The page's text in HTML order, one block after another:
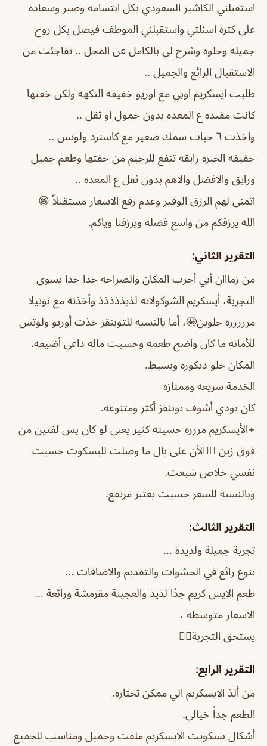
استقبلني الكاشير السعودي بكل ابتسامه وصبر وسعاده
على كثرة اسئلتي واستقبلني الموظف فيصل بكل روح
جميله وحلوه وشرح لي بالكامل عن المحل .. تفاجئت من
الاستقبال الرائع والجميل ..
طلبت ايسكريم اوبي مع اوريو خفيفه النكهه ولكن خفتها
كانت مفيده ع المعده بدون خمول او ثقل ..
واخذت ٦ حبات سمك صغير مع كاسترد ولوتس ..
خفيفه الخبزه رايقه تنفع للرجيم من خفتها وطعم جميل
ورايق والافضل والاهم بدون ثقل ع المعده ..
اتمنى لهم الرزق الوفير وعدم رفع الاسعار مستقبلاً 😁
الله يرزقكم من واسع فضله ويرزقنا وياكم.
التقرير الثاني:
من زمااان أبي أجرب المكان والصراحه جدا جدا يسوى
التجربة، أيسكريم الشوكولاته لذيذذذذذ وأخذته مع نوتيلا
مررررره حلوين🤩، أما بالنسبه للتوبنقز خذت أوريو ولوتس
للأمانه ما كان واضح طعمه وحسيت ماله داعي أضيفه.
المكان حلو ديكوره وبسيط.
الخدمة سريعه وممتازه
كان بودي أشوف توبنقز أكثر ومتنوعه.
+الأيسكريم مررره حسيته كثير يعني لو كان بس لفتين من
فوق زين 👍🏼لأن على بال ما وصلت للبسكوت حسيت
نفسي خلاص شبعت.
وبالنسبه للسعر حسيت يعتبر مرتفع.
التقرير الثالث:
تجربة جميلة ولذيذة …
تنوع رائع في الحشوات والتقديم والاضافات …
طعم الايس كريم جدًا لذيذ والعجينة مقرمشة ورائعة …
الاسعار متوسطه ،
يستحق التجربة👍🏻
التقرير الرابع:
من ألذ الايسكريم الي ممكن تختاره.
الطعم جداً خيالي.
أشكال بسكويت الايسكريم ملفت وجميل ومناسب للجميع